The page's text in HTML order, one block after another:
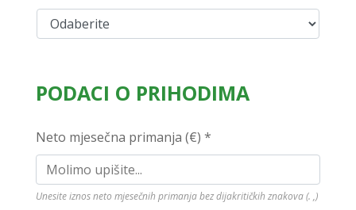
PODACI O PRIHODIMA
Neto mjesečna primanja (€) *
Unesite iznos neto mjesečnih primanja bez dijakritičkih znakova (. ,)